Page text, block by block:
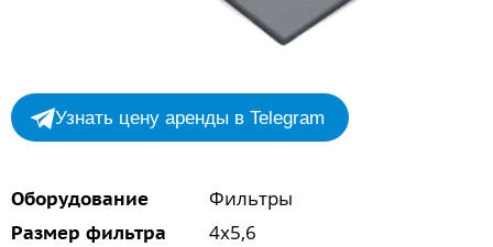
Узнать цену аренды в Telegram
Оборудование Фильтры
Размер фильтра 4x5,6